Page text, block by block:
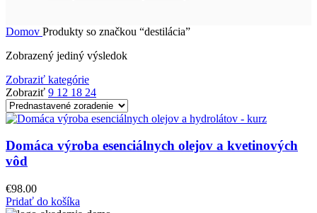
Domov Produkty so značkou “destilácia”
Zobrazený jediný výsledok
Zobraziť kategórie
Zobraziť 9 12 18 24
Domáca výroba esenciálnych olejov a kvetinových
vôd
€98.00
Pridať do košíka